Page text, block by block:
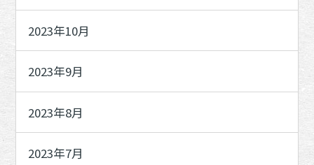
2023年10月
2023年9月
2023年8月
2023年7月